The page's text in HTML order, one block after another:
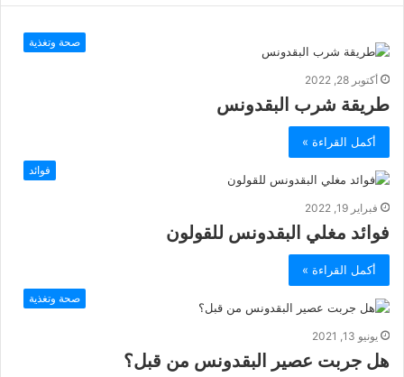
صحة وتغذية
أكتوبر 28, 2022
طريقة شرب البقدونس
أكمل القراءة »
فوائد
فبراير 19, 2022
فوائد مغلي البقدونس للقولون
أكمل القراءة »
صحة وتغذية
يونيو 13, 2021
هل جربت عصير البقدونس من قبل؟